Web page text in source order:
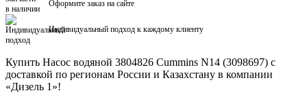
Оформите заказ на сайте
Индивидуальный подход к каждому клиенту
Купить Насос водяной 3804826 Cummins N14 (3098697) с
доставкой по регионам России и Казахстану в компании
«Дизель 1»!